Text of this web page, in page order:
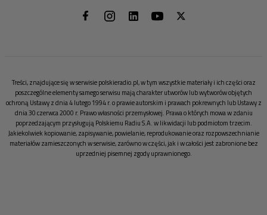
Treści, znajdujące się w serwisie polskieradio.pl, w tym wszystkie materiały i ich części oraz
poszczególne elementy samego serwisu mają charakter utworów lub wytworów objętych
ochroną Ustawy z dnia 4 lutego 1994 r. o prawie autorskim i prawach pokrewnych lub Ustawy z
dnia 30 czerwca 2000 r. Prawo własności przemysłowej. Prawa o których mowa w zdaniu
poprzedzającym przysługują Polskiemu Radiu S.A. w likwidacji lub podmiotom trzecim.
Jakiekolwiek kopiowanie, zapisywanie, powielanie, reprodukowanie oraz rozpowszechnianie
materiałów zamieszczonych w serwisie, zarówno w części, jak i w całości jest zabronione bez
uprzedniej pisemnej zgody uprawnionego.